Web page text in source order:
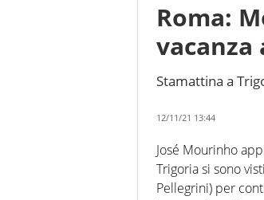
Roma:
vacanza
Stamattina a
12/11/21 13:44
José Mourinho
Trigoria si sono
Pellegrini) per